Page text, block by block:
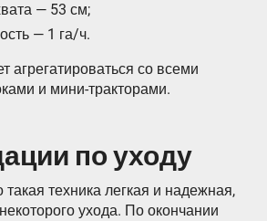
— 53 см;
— 1 га/ч.
агрегатироваться со всеми
и мини-тракторами.
по уходу
техника легкая и надежная,
ухода. По окончании